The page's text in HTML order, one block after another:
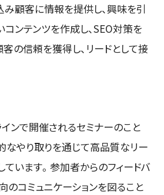
み顧客に情報を提供し、興味を引
コンテンツを作成し、SEO対策を
の信頼を獲得し、リードとして接
インで開催されるセミナーのこと
なやり取りを通じて高品質なリー
ています。参加者からのフィードバ
のコミュニケーションを図ること